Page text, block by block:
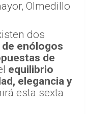
Olmedillo
dos
enólogos
de
equilibrio
elegancia y
esta sexta